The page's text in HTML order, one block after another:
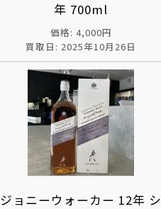
年 700ml
価格: 4,000円
買取日: 2025年10月26日
ジョニーウォーカー 12年 シ